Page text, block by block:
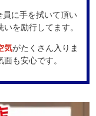
員に手を拭いて頂い
を励行してます。
気がたくさん入りま
面も安心です。